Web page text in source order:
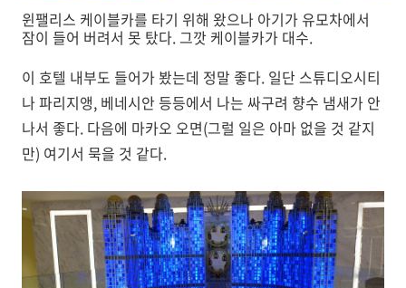
윈팰리스 케이블카를 타기 위해 왔으나 아기가 유모차에서
잠이 들어 버려서 못 탔다. 그깟 케이블카가 대수.
이 호텔 내부도 들어가 봤는데 정말 좋다. 일단 스튜디오시티
나 파리지앵, 베네시안 등등에서 나는 싸구려 향수 냄새가 안
나서 좋다. 다음에 마카오 오면(그럴 일은 아마 없을 것 같지
만) 여기서 묵을 것 같다.